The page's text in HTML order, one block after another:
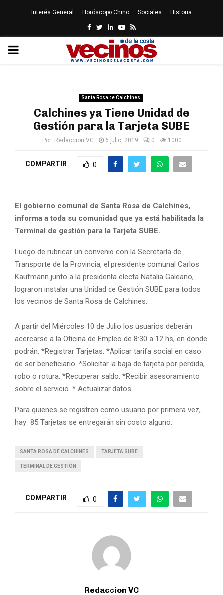
Interés General Horóscopo Chino Sociales Historia
Facebook
Twitter
LinkedinYoutube
Rss
PRIMARY
Santa Rosa de Calchines
Calchines ya Tiene Unidad de
Gestión para la Tarjeta SUBE
Por: Redaccion VC 6 julio, 2019 0 1000
COMPARTIR 0
El gobierno comunal de Santa Rosa de Calchines,
informa a toda su comunidad que ya está habilitada la
Terminal de gestión para la Tarjeta SUBE.
Luego de rubricar un convenio con la Secretaría de
Transporte de la Provincia, el presidente comunal Carlos
Kaufmann junto a la presidenta electa Natalia Galeano,
lograron instalar una Unidad de Gestión SUBE para todos
los vecinos de Santa Rosa de Calchines.
A partir del Miércoles 10 de Julio los usuarios deberán
acercarse a la Oficina de Empleo de 8:30 a 12 hs, en donde
podrán: *Registrar Tarjetas. *Aplicar tarifa social en caso
de ser beneficiario. *Solicitar la baja de tarjeta por perdida,
robo o rotura. *Recuperar saldo. *Recibir asesoramiento
sobre el servicio. * Actualizar datos.
Para quienes se registren como usuario por primera vez,
hay 85 Tarjetas se entregarán sin costo alguno.
SANTA ROSA DE CALCHINES TARJETA SUBE
TERMINAL DE GESTIÓN
COMPARTIR 0
Redaccion VC